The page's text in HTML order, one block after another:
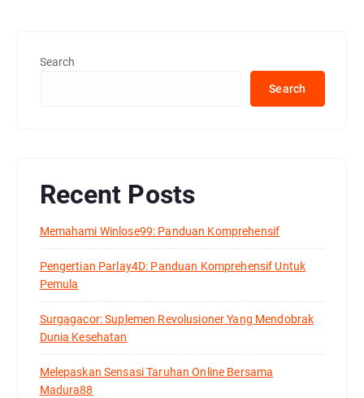
Search
Search
Recent Posts
Memahami Winlose99: Panduan Komprehensif
Pengertian Parlay4D: Panduan Komprehensif Untuk
Pemula
Surgagacor: Suplemen Revolusioner Yang Mendobrak
Dunia Kesehatan
Melepaskan Sensasi Taruhan Online Bersama
Madura88